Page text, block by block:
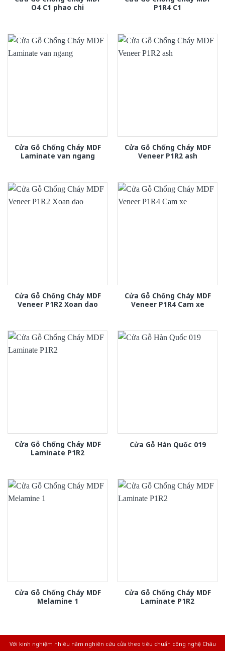
O4 C1 phao chi
P1R4 C1
Cửa Gỗ Chống Cháy MDF
Laminate van ngang
Cửa Gỗ Chống Cháy MDF
Veneer P1R2 ash
Cửa Gỗ Chống Cháy MDF
Veneer P1R2 Xoan dao
Cửa Gỗ Chống Cháy MDF
Veneer P1R4 Cam xe
Cửa Gỗ Chống Cháy MDF
Laminate P1R2
Cửa Gỗ Hàn Quốc 019
Cửa Gỗ Chống Cháy MDF
Melamine 1
Cửa Gỗ Chống Cháy MDF
Laminate P1R2
Với kinh nghiệm nhiêu năm nghiên cứu cửa theo tiêu chuẩn công nghệ Châu